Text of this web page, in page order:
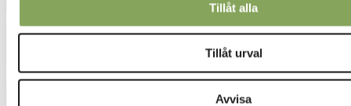
Tillåt alla
Tillåt urval
Avvisa
6740